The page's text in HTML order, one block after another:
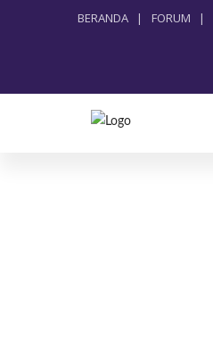
BERANDA | FORUM |